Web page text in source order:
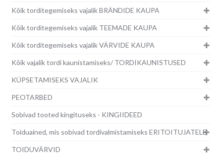
Kõik torditegemiseks vajalik BRÄNDIDE KAUPA
Kõik torditegemiseks vajalik TEEMADE KAUPA
Kõik torditegemiseks vajalik VÄRVIDE KAUPA
Kõik vajalik tordi kaunistamiseks/ TORDIKAUNISTUSED
KÜPSETAMISEKS VAJALIK
PEOTARBED
Sobivad tooted kingituseks - KINGIIDEED
Toiduained, mis sobivad tordivalmistamiseks ERITOITUJATELE
TOIDUVÄRVID